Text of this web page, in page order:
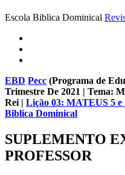
Escola Biblica Dominical
EBD Pecc (Programa de
Trimestre De 2021 | Tema:
Rei | Lição 03: MATEUS 5 e
Biblica Dominical
SUPLEMENTO
PROFESSOR